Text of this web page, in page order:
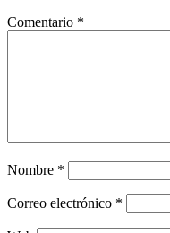
Comentario *
Nombre *
Correo electrónico *